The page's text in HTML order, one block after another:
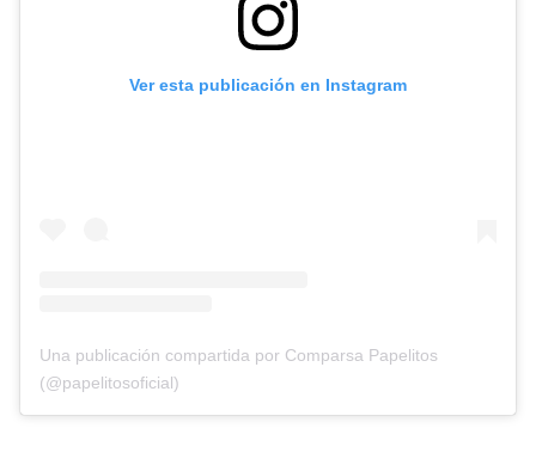
Ver esta publicación en Instagram
Una publicación compartida por Comparsa Papelitos
(@papelitosoficial)